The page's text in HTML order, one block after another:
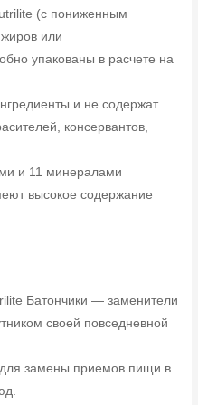
(с пониженным
или
упакованы в расчете на
и не содержат
консервантов,
и 11 минералами
высокое содержание
Батончики — заменители
своей повседневной
замены приемов пищи в